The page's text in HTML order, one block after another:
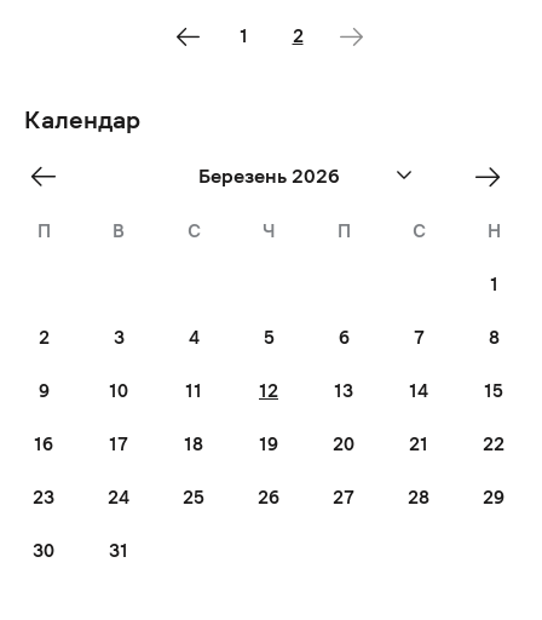
Календар
Березень 2026
П В С Ч П С Н
1
2 3 4 5 6 7 8
9 10 11 12 13 14 15
16 17 18 19 20 21 22
23 24 25 26 27 28 29
30 31
«
Лют
Квіт
»
1 2